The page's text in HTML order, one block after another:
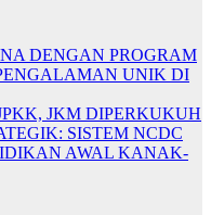
DENGAN PROGRAM
UNIK DI
JKM DIPERKUKUH
SISTEM NCDC
AWAL KANAK-